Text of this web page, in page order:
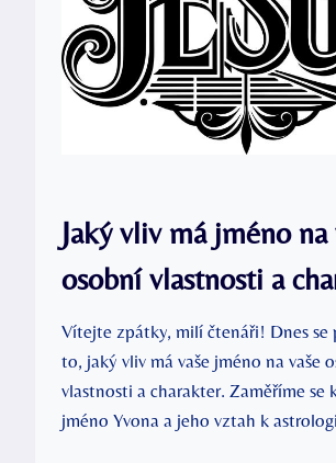
Jaký vliv má jméno na
osobní vlastnosti a
Vítejte zpátky, milí čtenáři! Dnes se
to, jaký vliv má vaše jméno na vaše
vlastnosti a charakter. Zaměříme se
jméno Yvona a jeho vztah k